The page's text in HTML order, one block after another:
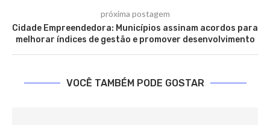
próxima postagem
Cidade Empreendedora: Municípios assinam acordos para
melhorar índices de gestão e promover desenvolvimento
VOCÊ TAMBÉM PODE GOSTAR